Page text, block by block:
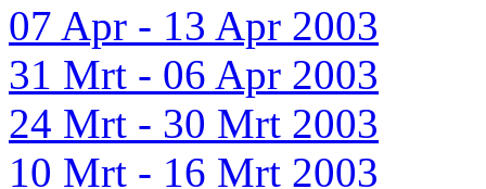
07 Apr - 13 Apr 2003
31 Mrt - 06 Apr 2003
24 Mrt - 30 Mrt 2003
10 Mrt - 16 Mrt 2003